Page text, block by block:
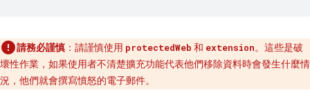
請務必謹慎 ：請謹慎使用 protectedWeb 和 extension。這些是破
壞性作業，如果使用者不清楚擴充功能代表他們移除資料時會發生什麼情
況，他們就會撰寫憤怒的電子郵件。